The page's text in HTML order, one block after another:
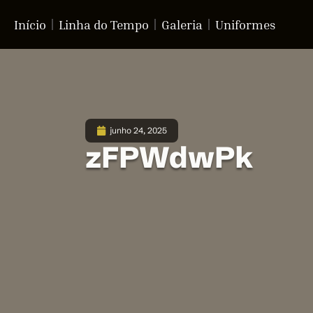
Início Linha do Tempo Galeria Uniformes
junho 24, 2025
zFPWdwPk